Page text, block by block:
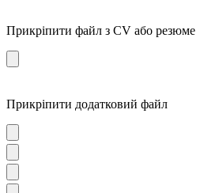
Прикріпити файл з CV або резюме
Прикріпити додатковий файл